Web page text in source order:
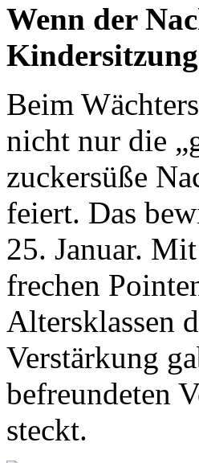
Wenn der
Beim
nicht nur die
zuckersüße
feiert. Das
25. Januar.
frechen
Altersklassen
Verstärkung
befreundeten
steckt.